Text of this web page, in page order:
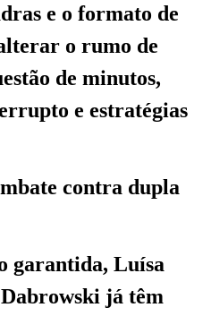
e o formato de
o rumo de
de minutos,
e estratégias
contra dupla
garantida, Luísa
já têm